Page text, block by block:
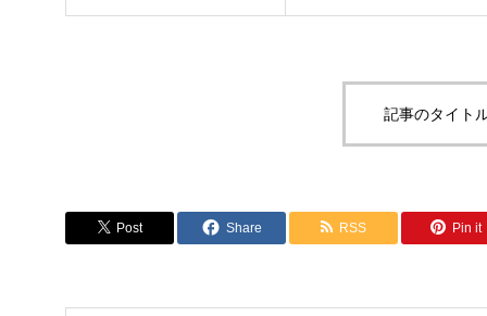
記事のタイト
Post Share RSS Pin it